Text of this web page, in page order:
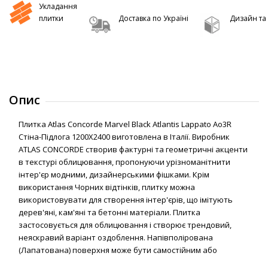
Укладання
плитки
Доставка по Україні Дизайн та
Опис
Плитка Atlas Concorde Marvel Black Atlantis Lappato Ao3R
Стіна-Підлога 1200Х2400 виготовлена в Італії. Виробник
ATLAS CONCORDE створив фактурні та геометричні акценти
в текстурі облицювання, пропонуючи урізноманітнити
інтер'єр модними, дизайнерськими фішками. Крім
використання Чорних відтінків, плитку можна
використовувати для створення інтер'єрів, що імітують
дерев'яні, кам'яні та бетонні матеріали. Плитка
застосовується для облицювання і створює трендовий,
неяскравий варіант оздоблення. Напівполірована
(Лапатована) поверхня може бути самостійним або